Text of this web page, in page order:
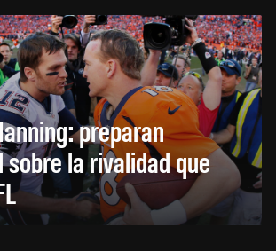
preparan
la rivalidad que